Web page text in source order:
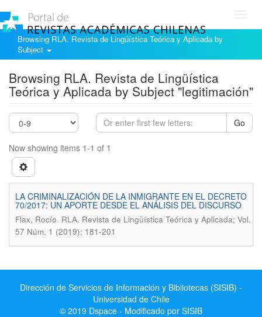
Browsing RLA. Revista de Lingüística Teórica y Aplicada by
Subject
Browsing RLA. Revista de Lingüística
Teórica y Aplicada by Subject "legitimación"
Go
Now showing items 1-1 of 1
LA CRIMINALIZACIÓN DE LA INMIGRANTE EN EL DECRETO
70/2017: UN APORTE DESDE EL ANÁLISIS DEL DISCURSO
Flax, Rocío. RLA. Revista de Lingüística Teórica y Aplicada; Vol.
57 Núm. 1 (2019); 181-201
Dirección de Servicios de Información y Bibliotecas (SISIB) -
Universidad de Chile
© 2019 Dspace - Modificado por SISIB